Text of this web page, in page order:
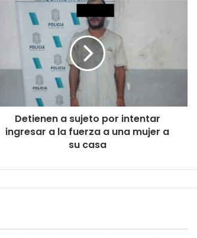
Detienen a sujeto por intentar
ingresar a la fuerza a una mujer a
su casa